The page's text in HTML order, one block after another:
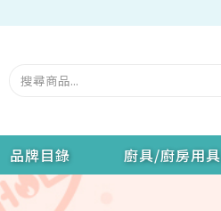
品牌目錄 廚具/廚房用具